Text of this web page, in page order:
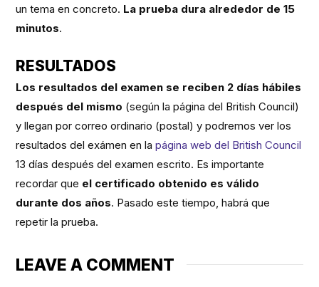
un tema en concreto. La prueba dura alrededor de 15
minutos.
RESULTADOS
Los resultados del examen se reciben 2 días hábiles
después del mismo (según la página del British Council)
y llegan por correo ordinario (postal) y podremos ver los
resultados del exámen en lapágina web del British Council
13 días después del examen escrito. Es importante
recordar que el certificado obtenido es válido
durante dos años. Pasado este tiempo, habrá que
repetir la prueba.
LEAVE A COMMENT